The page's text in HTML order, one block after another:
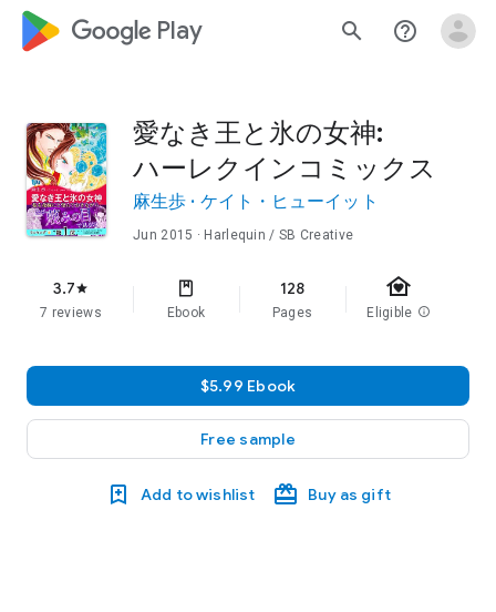
google_logo Play search help_outline
愛なき王と氷の女神:
ハーレクインコミックス
麻生歩 · ケイト・ヒューイット
Jun 2015 · Harlequin / SB Creative
3.7star
7 reviews Ebook
128
Pages
family_home
Eligible info
$5.99 Ebook
Free sample
Add to wishlist Buy as gift